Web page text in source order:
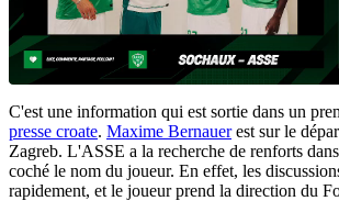
C'est une information qui est sortie dans un
presse croate. Maxime Bernauerest sur le
Zagreb. L'ASSE a la recherche de renforts
coché le nom du joueur. En effet, les
rapidement, et le joueur prend la direction du